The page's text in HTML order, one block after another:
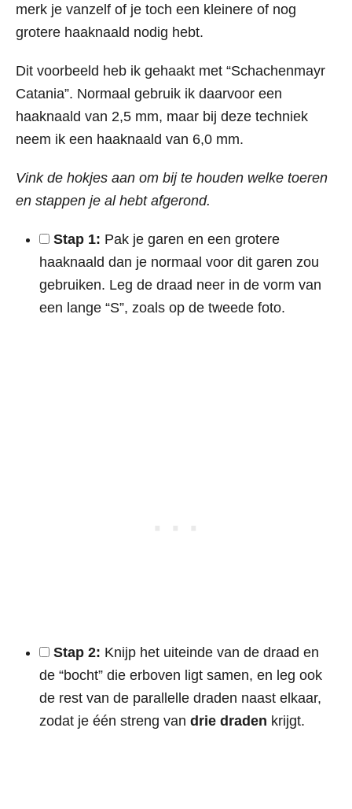
merk je vanzelf of je toch een kleinere of nog
grotere haaknaald nodig hebt.
Dit voorbeeld heb ik gehaakt met “Schachenmayr
Catania”. Normaal gebruik ik daarvoor een
haaknaald van 2,5 mm, maar bij deze techniek
neem ik een haaknaald van 6,0 mm.
Vink de hokjes aan om bij te houden welke toeren
en stappen je al hebt afgerond.
Stap 1: Pak je garen en een grotere
haaknaald dan je normaal voor dit garen zou
gebruiken. Leg de draad neer in de vorm van
een lange “S”, zoals op de tweede foto.
Stap 2: Knijp het uiteinde van de draad en
de “bocht” die erboven ligt samen, en leg ook
de rest van de parallelle draden naast elkaar,
zodat je één streng van drie draden krijgt.